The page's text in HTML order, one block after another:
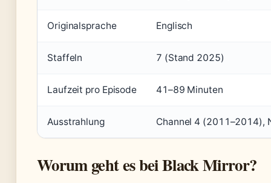
Originalsprache Englisch
Staffeln 7 (Stand 2025)
Laufzeit pro Episode 41–89 Minuten
Ausstrahlung Channel 4 (2011–2014),
Worum geht es bei Black Mirror?